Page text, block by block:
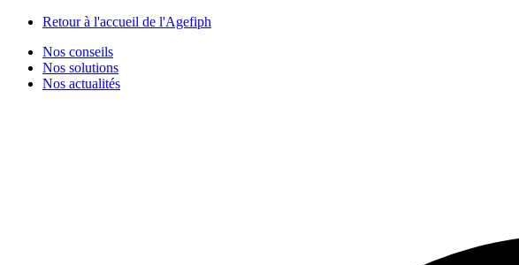
Retour à l'accueil de l'Agefiph
Nos conseils
Nos solutions
Nos actualités